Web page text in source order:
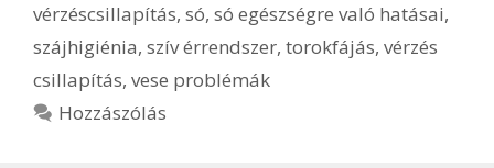
vérzéscsillapítás, só, só egészségre való hatásai,
szájhigiénia, szív érrendszer, torokfájás, vérzés
csillapítás, vese problémák
Hozzászólás